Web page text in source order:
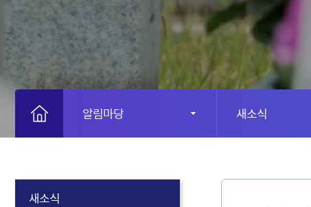
알림마당 새소식
새소식